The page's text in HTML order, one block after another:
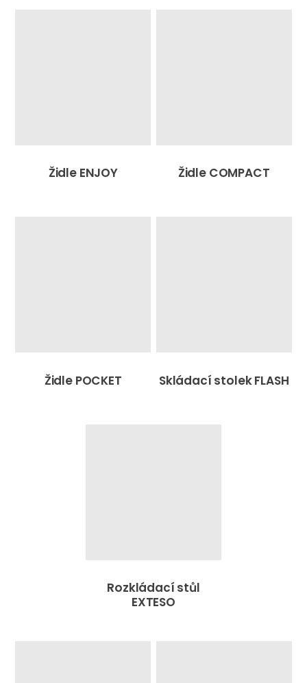
Židle ENJOY Židle COMPACT
Židle POCKET Skládací stolek FLASH
Rozkládací stůl
EXTESO